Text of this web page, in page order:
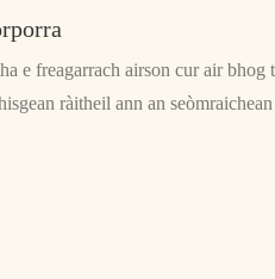
e freagarrach airson cur air bhog
ràitheil ann an